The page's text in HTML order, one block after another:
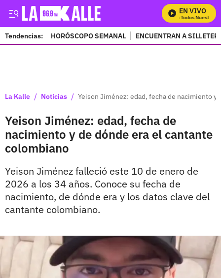
EN VIVO
Mira Todos Nuestros
Tendencias: HORÓSCOPO SEMANAL ENCUENTRAN A
La Kalle / Noticias / Yeison Jiménez: edad, fecha de nacimiento
Yeison Jiménez: edad, fecha de
nacimiento y de dónde era el cantante
colombiano
Yeison Jiménez falleció este 10 de enero de
2026 a los 34 años. Conoce su fecha de
nacimiento, de dónde era y los datos clave del
cantante colombiano.